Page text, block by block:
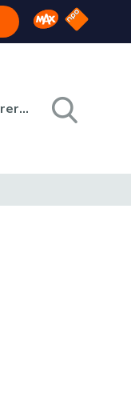
Omroep MAX
NPO
Registreren